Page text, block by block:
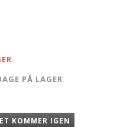
PÅ LAGER
KOMMER IGEN